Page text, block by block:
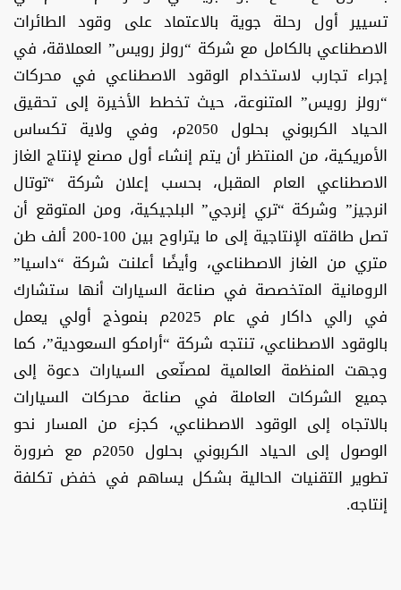
تسيير أول رحلة جوية بالاعتماد على وقود الطائرات
الاصطناعي بالكامل مع شركة “رولز رويس” العملاقة، في
إجراء تجارب لاستخدام الوقود الاصطناعي في محركات
“رولز رويس” المتنوعة، حيث تخطط الأخيرة إلى تحقيق
الحياد الكربوني بحلول 2050م، وفي ولاية تكساس
الأمريكية، من المنتظر أن يتم إنشاء أول مصنع لإنتاج الغاز
الاصطناعي العام المقبل، بحسب إعلان شركة “توتال
انرجيز” وشركة “تري إنرجي” البلجيكية، ومن المتوقع أن
تصل طاقته الإنتاجية إلى ما يتراوح بين 100-200 ألف طن
متري من الغاز الاصطناعي، وأيضًا أعلنت شركة “داسيا”
الرومانية المتخصصة في صناعة السيارات أنها ستشارك
في رالي داكار في عام 2025م بنموذج أولي يعمل
بالوقود الاصطناعي، تنتجه شركة “أرامكو السعودية”، كما
وجهت المنظمة العالمية لمصنّعى السيارات دعوة إلى
جميع الشركات العاملة في صناعة محركات السيارات
بالاتجاه إلى الوقود الاصطناعي، كجزء من المسار نحو
الوصول إلى الحياد الكربوني بحلول 2050م مع ضرورة
تطوير التقنيات الحالية بشكل يساهم في خفض تكلفة
إنتاجه.